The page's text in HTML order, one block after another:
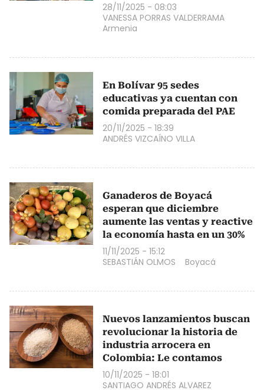
28/11/2025 - 08:03
VANESSA PORRAS VALDERRAMA
Armenia
En Bolívar 95 sedes
educativas ya cuentan con
comida preparada del PAE
20/11/2025 - 18:39
ANDRÉS VIZCAÍNO VILLA
Ganaderos de Boyacá
esperan que diciembre
aumente las ventas y reactive
la economía hasta en un 30%
11/11/2025 - 15:12
SEBASTIÁN OLMOS
Boyacá
Nuevos lanzamientos buscan
revolucionar la historia de
industria arrocera en
Colombia: Le contamos
10/11/2025 - 18:01
SANTIAGO ANDRÉS ALVAREZ